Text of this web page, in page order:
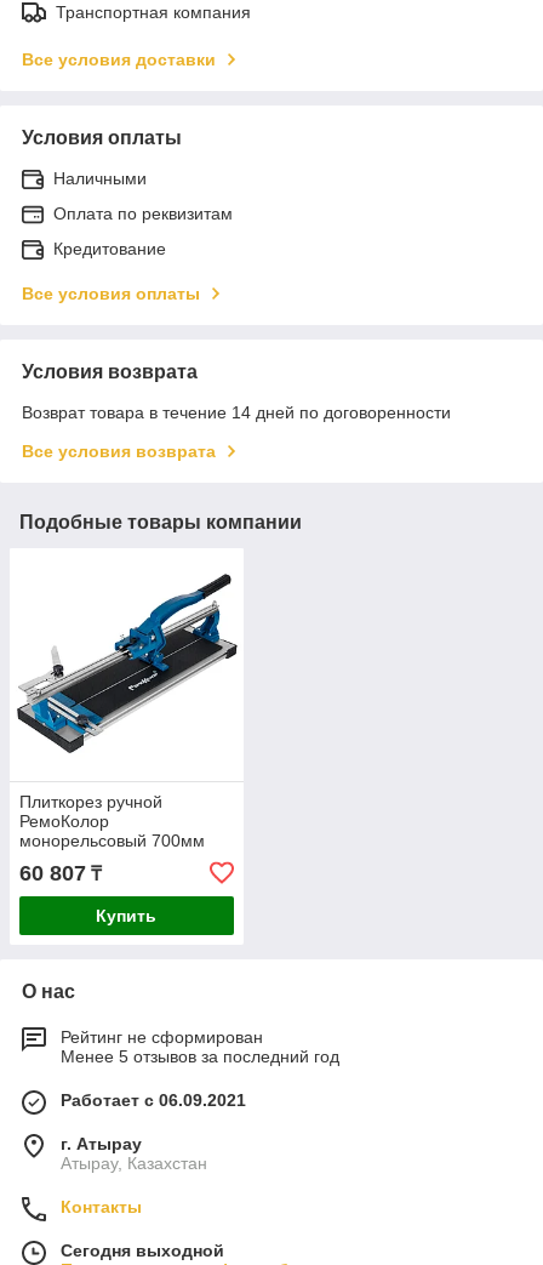
Транспортная компания
Все условия доставки
Условия оплаты
Наличными
Оплата по реквизитам
Кредитование
Все условия оплаты
Условия возврата
Возврат товара в течение 14 дней по договоренности
Все условия возврата
Подобные товары компании
Плиткорез ручной
РемоКолор
монорельсовый 700мм
60 807 ₸
Купить
О нас
Рейтинг не сформирован
Менее 5 отзывов за последний год
Работает с 06.09.2021
г. Атырау
Атырау, Казахстан
Контакты
Сегодня выходной